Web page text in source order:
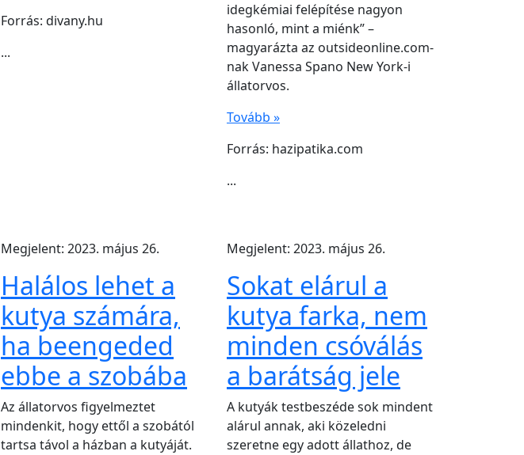
Forrás: divany.hu
...
idegkémiai felépítése nagyon
hasonló, mint a miénk” –
magyarázta az outsideonline.com-
nak Vanessa Spano New York-i
állatorvos.
Tovább »
Forrás: hazipatika.com
...
Megjelent: 2023. május 26.
Halálos lehet a
kutya számára,
ha beengeded
ebbe a szobába
Az állatorvos figyelmeztet
mindenkit, hogy ettől a szobától
tartsa távol a házban a kutyáját.
Megjelent: 2023. május 26.
Sokat elárul a
kutya farka, nem
minden csóválás
a barátság jele
A kutyák testbeszéde sok mindent
alárul annak, aki közeledni
szeretne egy adott állathoz, de